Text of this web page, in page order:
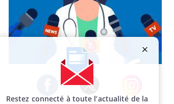
Facebook Twitter Instagram
Restez connecté à toute l’actualité de la